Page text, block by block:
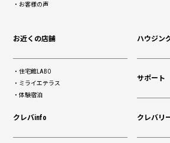
お客様の声
お近くの店舗 ハウジン
住宅館LABO
ミライエテラス
体験宿泊
サポート
クレバinfo クレバリ